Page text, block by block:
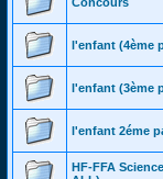
l'enfant (4ème
l'enfant (3ème
l'enfant 2éme
HF-FFA